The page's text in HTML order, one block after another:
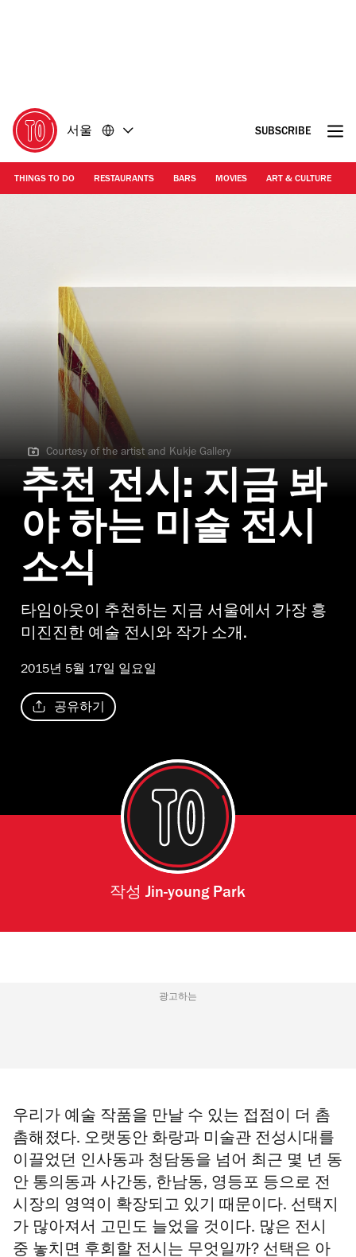
아
가
기
아
가
기
서울 SUBSCRIBE
THINGS TO DO RESTAURANTS BARS MOVIES ART & CULTURE
Courtesy of the artist and Kukje Gallery
Courtesy of the artist and Kukje Gallery
추천 전시: 지금 봐
야 하는 미술 전시
소식
타임아웃이 추천하는 지금 서울에서 가장 흥
미진진한 예술 전시와 작가 소개.
2015년 5월 17일 일요일
공유하기
작성Jin-young Park
광고하는
우리가 예술 작품을 만날 수 있는 접점이 더 촘
촘해졌다. 오랫동안 화랑과 미술관 전성시대를
이끌었던 인사동과 청담동을 넘어 최근 몇 년 동
안 통의동과 사간동, 한남동, 영등포 등으로 전
시장의 영역이 확장되고 있기 때문이다. 선택지
가 많아져서 고민도 늘었을 것이다. 많은 전시
중 놓치면 후회할 전시는 무엇일까? 선택은 아